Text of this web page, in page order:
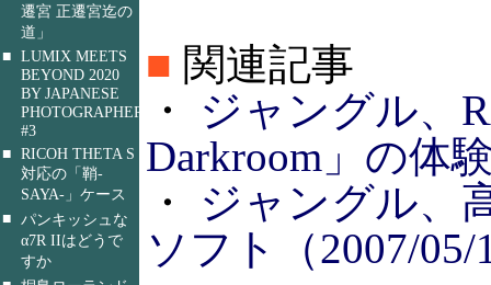
遷宮 正遷宮迄の
道」
■ LUMIX MEETS
BEYOND 2020
BY JAPANESE
PHOTOGRAPHERS
#3
■ RICOH THETA S
対応の「鞘-
SAYA-」ケース
■ パンキッシュな
α7R IIはどうで
すか
■ 関連記事
・ ジャングル、
Darkroom」の体
・ ジャングル、
ソフト（2007/05/